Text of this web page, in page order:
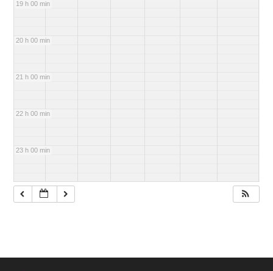
19 h 00 min
20 h 00 min
21 h 00 min
22 h 00 min
23 h 00 min